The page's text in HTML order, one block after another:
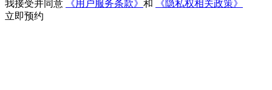
我接受并同意 《用户服务条款》 和
《隐私权相关政策》
立即预约